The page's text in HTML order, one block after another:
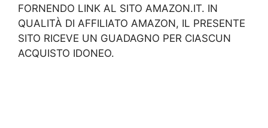
FORNENDO LINK AL SITO AMAZON.IT. IN
QUALITÀ DI AFFILIATO AMAZON, IL PRESENTE
SITO RICEVE UN GUADAGNO PER CIASCUN
ACQUISTO IDONEO.